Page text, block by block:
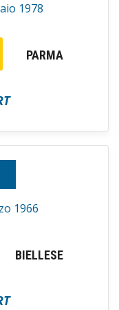
1978
PARMA
1966
BIELLESE